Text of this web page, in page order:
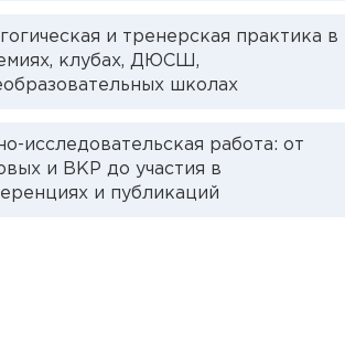
и тренерская практика в
клубах, ДЮСШ,
школах
исследовательская работа: от
и ВКР до участия в
и публикаций